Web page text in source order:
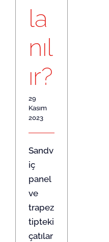
la
nıl
ır?
29
Kasım
2023
Sandv
iç
panel
ve
trapez
tipteki
çatılar